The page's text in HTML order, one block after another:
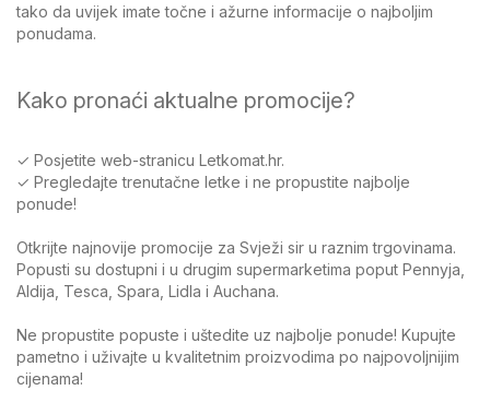
tako da uvijek imate točne i ažurne informacije o najboljim
ponudama.
Kako pronaći aktualne promocije?
✓ Posjetite web-stranicu Letkomat.hr.
✓ Pregledajte trenutačne letke i ne propustite najbolje
ponude!
Otkrijte najnovije promocije za Svježi sir u raznim trgovinama.
Popusti su dostupni i u drugim supermarketima poput Pennyja,
Aldija, Tesca, Spara, Lidla i Auchana.
Ne propustite popuste i uštedite uz najbolje ponude! Kupujte
pametno i uživajte u kvalitetnim proizvodima po najpovoljnijim
cijenama!